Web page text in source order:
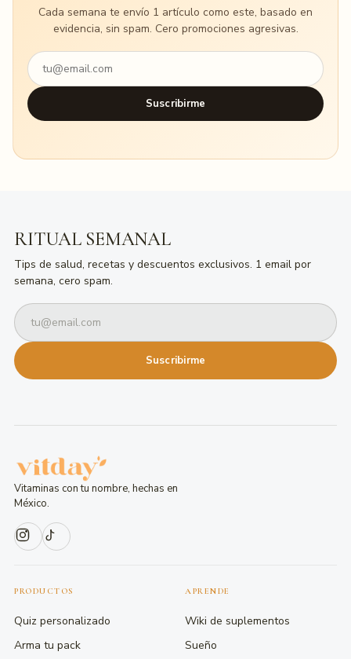
Cada semana te envío 1 artículo como este, basado en
evidencia, sin spam. Cero promociones agresivas.
Suscribirme
RITUAL SEMANAL
Tips de salud, recetas y descuentos exclusivos. 1 email por
semana, cero spam.
Suscribirme
Vitaminas con tu nombre, hechas en
México.
PRODUCTOS
Quiz personalizado
Arma tu pack
APRENDE
Wiki de suplementos
Sueño